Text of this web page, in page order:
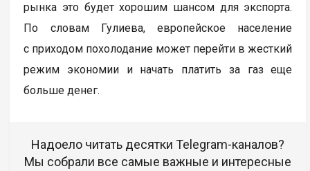
рынка это будет хорошим шансом для экспорта.
По словам Гулиева, европейское население
с приходом похолодание может перейти в жесткий
режим экономии и начать платить за газ еще
больше денег.
Надоело читать десятки Telegram-каналов?
Мы собрали все самые важные и интересные